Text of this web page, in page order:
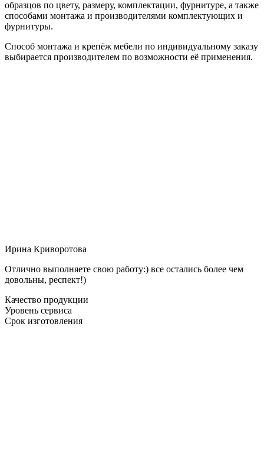
образцов по цвету, размеру, комплектации, фурнитуре, а также
способами монтажа и производителями комплектующих и
фурнитуры.
Способ монтажа и крепёж мебели по индивидуальному заказу
выбирается производителем по возможности её применения.
Ирина Криворотова
Отлично выполняете свою работу:) все остались более чем
довольны, респект!)
Качество продукции
Уровень сервиса
Срок изготовления